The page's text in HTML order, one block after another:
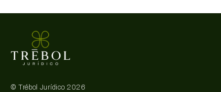
© Trébol Jurídico 2026